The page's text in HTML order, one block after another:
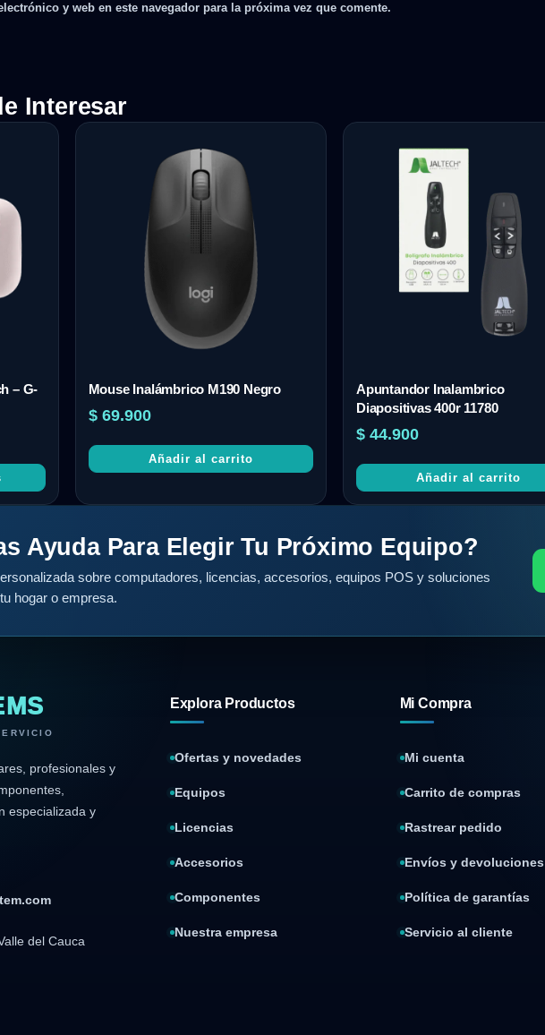
y web en este navegador para la próxima vez que comente.
Interesar
– G-
Mouse Inalámbrico M190 Negro
$69.900
Añadir al carrito
Apuntandor Inalambrico
Diapositivas 400r 11780
$ 44.900
Añadir al carrito
Ayuda Para Elegir Tu Próximo Equipo?
sobre computadores, licencias, accesorios, equipos POS y soluciones
hogar o empresa.
profesionales y
especializada y
del Cauca
Explora Productos
Ofertas y novedades
Equipos
Licencias
Accesorios
Componentes
Nuestra empresa
Mi Compra
Mi cuenta
Carrito de compras
Rastrear pedido
Envíos y devoluciones
Política de garantías
Servicio al cliente